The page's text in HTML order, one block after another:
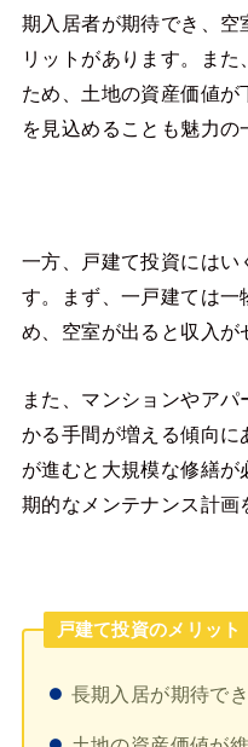
期入居者が期待でき、空
リットがあります。ま
ため、土地の資産価値
を見込めることも魅力の
一方、戸建て投資にはい
す。まず、一戸建ては一
め、空室が出ると収入が
また、マンションやア
かる手間が増える傾向
が進むと大規模な修繕
期的なメンテナンス計画
戸建て投資のメリット
長期入居が期待で